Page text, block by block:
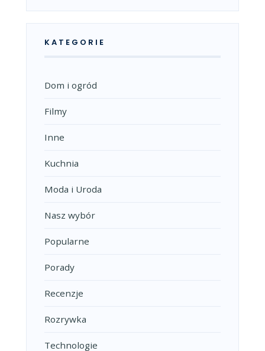
KATEGORIE
Dom i ogród
Filmy
Inne
Kuchnia
Moda i Uroda
Nasz wybór
Popularne
Porady
Recenzje
Rozrywka
Technologie